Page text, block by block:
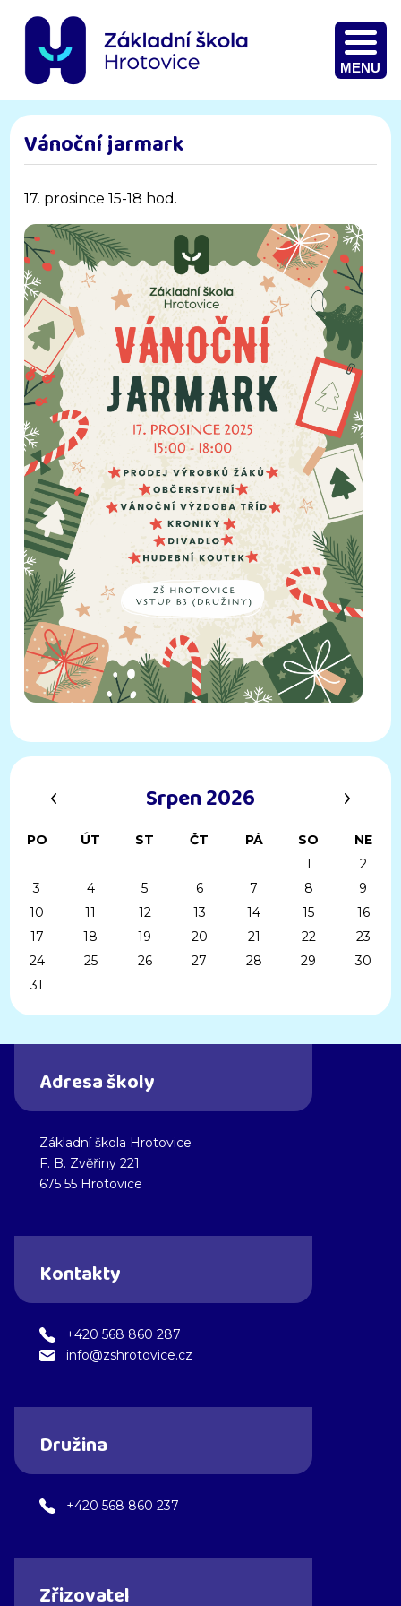
MENU
Vánoční jarmark
17. prosince 15-18 hod.
Srpen 2026
PO ÚT ST ČT PÁ SO
NE
1
2
3
4 5 6 7 8
9
10
11 12 13 14 15
16
17
18 19 20 21 22
23
24
25 26 27 28 29
30
31
Adresa školy
Základní škola Hrotovice
F. B. Zvěřiny 221
675 55 Hrotovice
Kontakty
+420 568 860 287
info@zshrotovice.cz
Družina
+420 568 860 237
Zřizovatel